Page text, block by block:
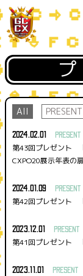
All PRESENT
2024.02.01 PRESENT
第43回プレゼント
CXPO20展示年表の
2024.01.09 PRESENT
第42回プレゼント
2023.12.01 PRESENT
第41回プレゼント
2023.11.01 PRESENT